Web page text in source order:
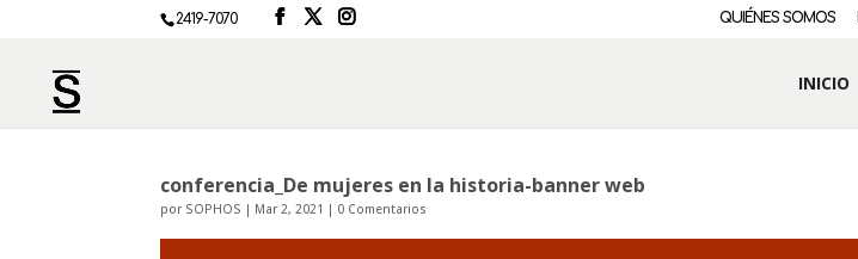
2419-7070 QUIÉNES SOMOS
INICIO
conferencia_De mujeres en la historia-banner web
por SOPHOS | Mar 2, 2021 | 0 Comentarios